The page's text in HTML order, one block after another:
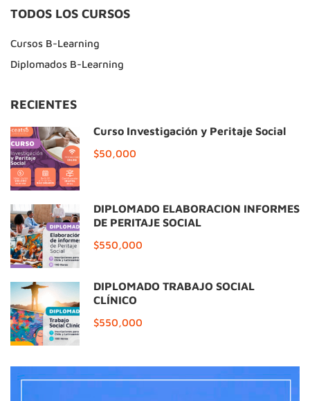
TODOS LOS CURSOS
Cursos B-Learning
Diplomados B-Learning
RECIENTES
Curso Investigación y Peritaje Social
$50,000
DIPLOMADO ELABORACIÓN INFORMES
DE PERITAJE SOCIAL
$550,000
DIPLOMADO TRABAJO SOCIAL
CLÍNICO
$550,000